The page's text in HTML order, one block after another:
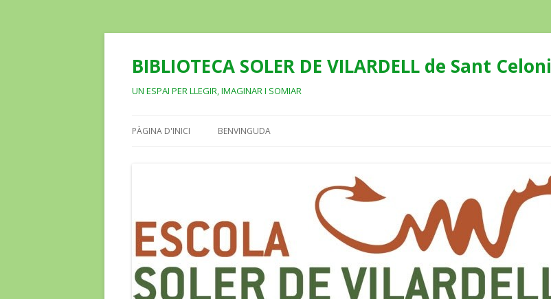
BIBLIOTECA SOLER DE VILARDELL de Sant Celoni
UN ESPAI PER LLEGIR, IMAGINAR I SOMIAR
PÀGINA D'INICI BENVINGUDA